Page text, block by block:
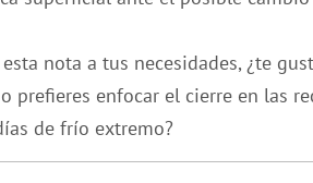
nota a tus necesidades, ¿te
prefieres enfocar el cierre en las
de frío extremo?